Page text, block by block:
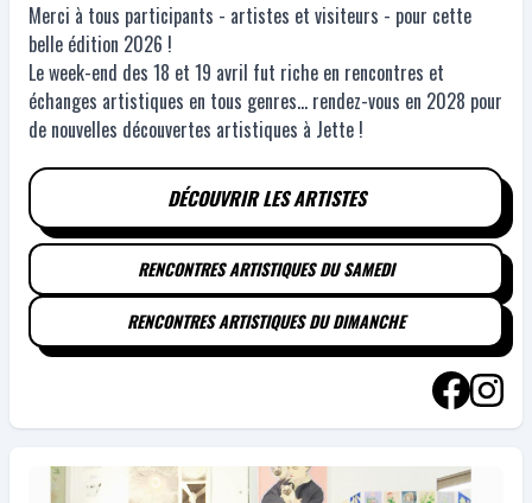
Merci à tous participants - artistes et visiteurs - pour cette
belle édition 2026 !
Le week-end des 18 et 19 avril fut riche en rencontres et
échanges artistiques en tous genres... rendez-vous en 2028 pour
de nouvelles découvertes artistiques à Jette !
DÉCOUVRIR LES ARTISTES
RENCONTRES ARTISTIQUES DU SAMEDI
RENCONTRES ARTISTIQUES DU DIMANCHE